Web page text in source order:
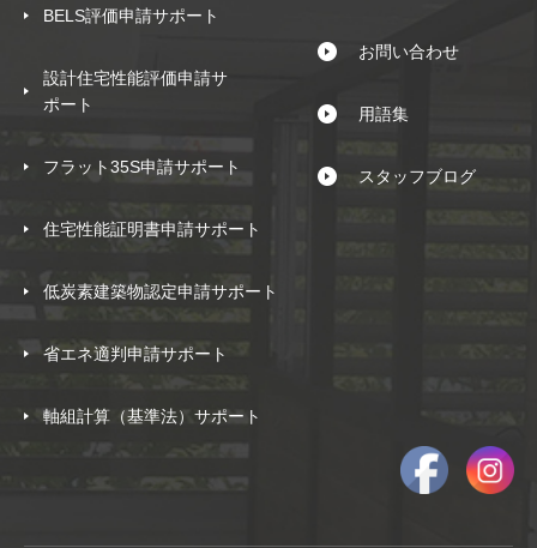
BELS評価申請サポート
設計住宅性能評価申請サ
ポート
フラット35S申請サポート
住宅性能証明書申請サポート
低炭素建築物認定申請サポート
省エネ適判申請サポート
軸組計算（基準法）サポート
お問い合わせ
用語集
スタッフブログ